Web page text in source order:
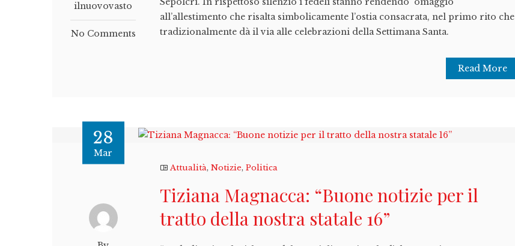
ilnuovovasto
No Comments
all’allestimento che risalta simbolicamente l’ostia consacrata, nel primo rito che
tradizionalmente dà il via alle celebrazioni della Settimana Santa.
Read More
28
Mar
Attualità,Notizie,Politica
Tiziana Magnacca: “Buone notizie per il
tratto della nostra statale 16”